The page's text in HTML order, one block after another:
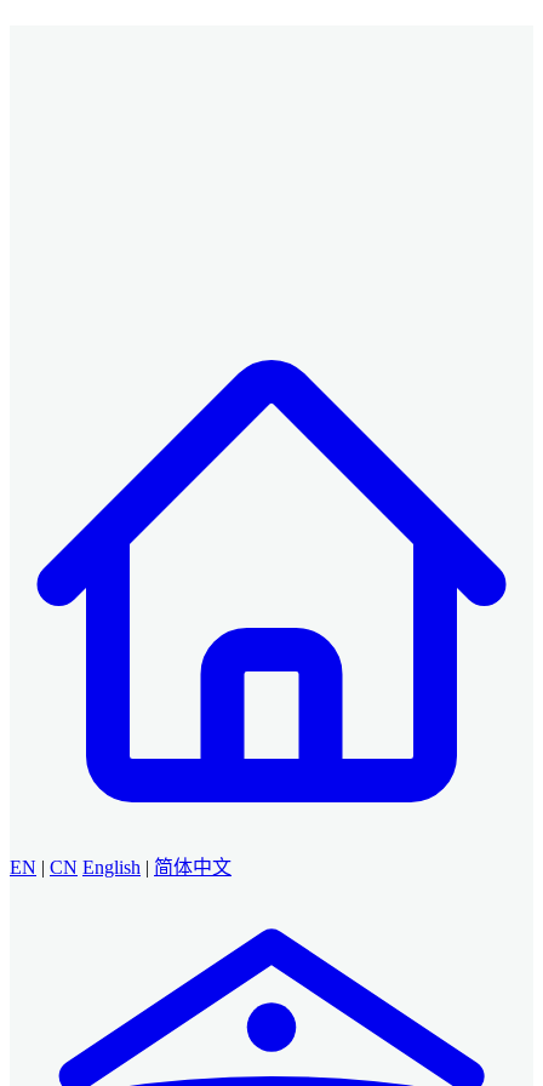
EN | CN English | 简体中文